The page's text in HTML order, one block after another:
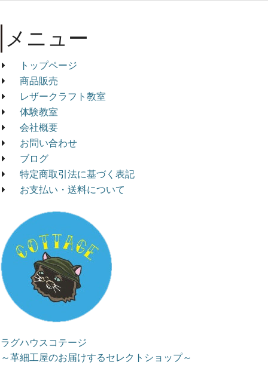
メニュー
トップページ
商品販売
レザークラフト教室
体験教室
会社概要
お問い合わせ
ブログ
特定商取引法に基づく表記
お支払い・送料について
ラグハウスコテージ
～革細工屋のお届けするセレクトショップ～